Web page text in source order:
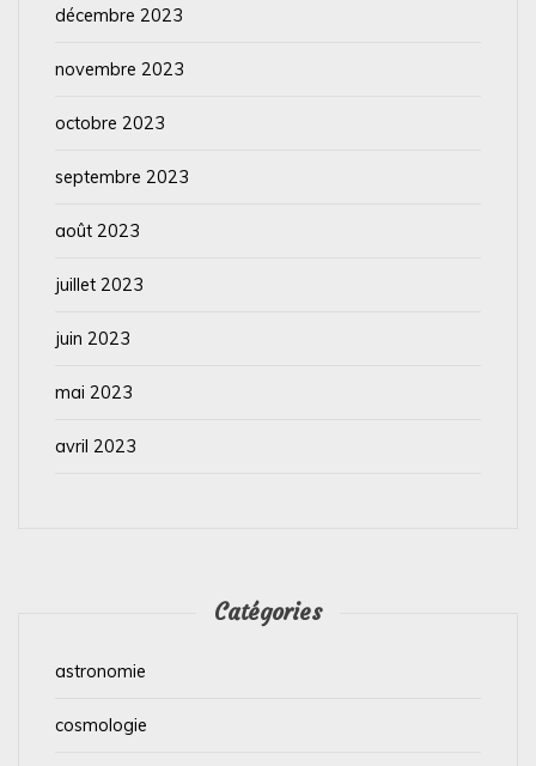
décembre 2023
novembre 2023
octobre 2023
septembre 2023
août 2023
juillet 2023
juin 2023
mai 2023
avril 2023
Catégories
astronomie
cosmologie